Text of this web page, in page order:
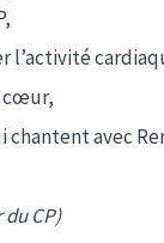
l’activité
cœur,
chantent avec
CP)